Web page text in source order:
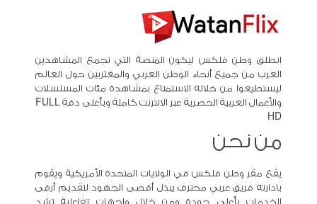
انطلق وطن فلكس ليكون المنصة التي تجمع المشاهدين
العرب من جميع أنحاء الوطن العربي والمغتربين حول العالم
ليستطيعوا من خلاله الاستمتاع بمشاهدة مئات المسلسلات
والأعمال العربية الحصرية عبر الانترنت كاملة وبأعلى دقة FULL
HD
من نحن
يقع مقر وطن فلكس في الولايات المتحدة الأمريكية ويقوم
بادارته فريق عربي محترف يبذل أقصى الجهود لتقديم أرقى